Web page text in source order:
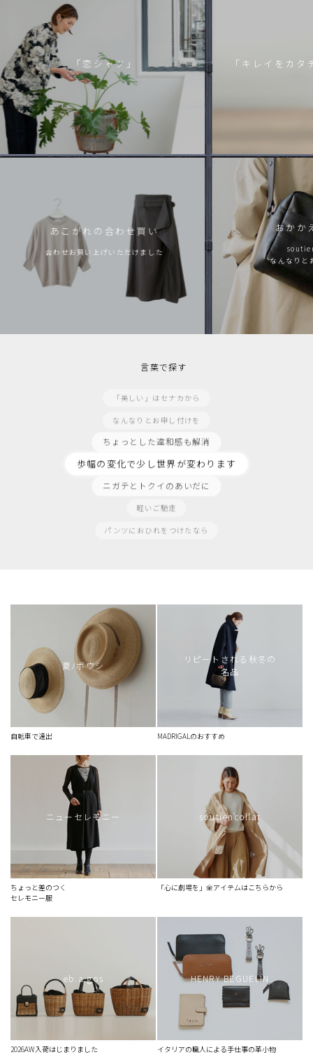
「恋シャツ」 「キレイをカ
あこがれの合わせ買い
合わせお買い上げいただけました
おかか
なんなりと
言葉で探す
読みすぎた空気を風船に
「美しい」はセナカから
なんなりとお申し付けを
ちょっとした違和感も解消
歩幅の変化で少し世界が変わります
ニガテとトクイのあいだに
軽いご馳走
パンツにおひれをつけたなら
試合の合間に
ジェラートのようなシャリシャリ感
描写したくなるジャケット
コーディネートはアラカルト
羽のはえたカットソー
透明な光を纏うような
スカーフを巻くようにシャツを着る
良さを引き出し、苦手はさようなら
記憶に留まったまま
きれいなヒップラインに見えるのはなぜ？
曖昧季節の常備服
読みすぎた空気を風船に
少し着て長く着て
夏ﾉボウシ
自転車で遠出
リピートされる秋冬の
名品
MADRIGALのおすすめ
ニューセレモニー
ちょっと差のつく
セレモニー服
soutiencollar
「心に劇場を」全アイテムはこちらから
eb.a.gos
2026AW入荷はじまりました
HENRY BEGUELIN
イタリアの職人による手仕事の革小物